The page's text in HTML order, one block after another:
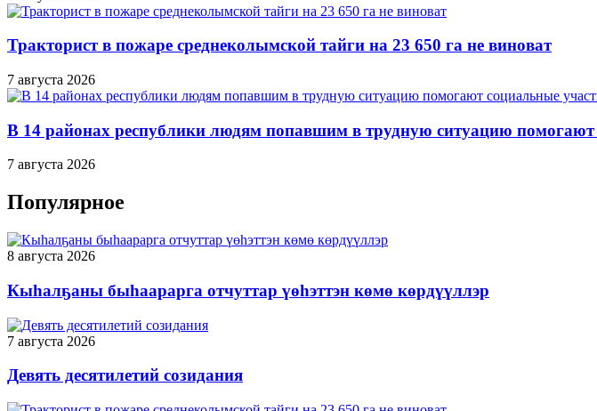
Тракторист в пожаре среднеколымской тайги на 23 650 га не виноват
7 августа 2026
В 14 районах республики людям попавшим в трудную ситуацию помогают
7 августа 2026
Популярное
8 августа 2026
Кыһалҕаны быһаарарга отчуттар үөһэттэн көмө көрдүүллэр
7 августа 2026
Девять десятилетий созидания